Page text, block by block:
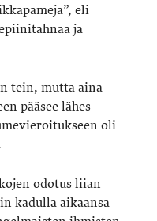
eli
ja
tein, mutta aina
pääsee lähes
oli
odotus liian
kadulla aikaansa